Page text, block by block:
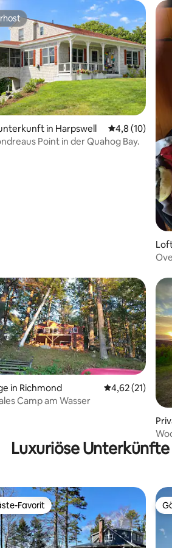
4,95 von 5, 22 Bewertungen
in Harpswell
4,8 (10)
Point in der Quahog Bay.
in Richmond
4,62 (21)
Camp am Wasser
Luxuriöse
Gäste-Favorit.
Favorit